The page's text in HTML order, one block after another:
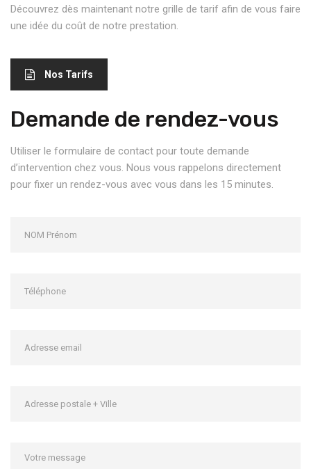
Découvrez dès maintenant notre grille de tarif afin de vous faire
une idée du coût de notre prestation.
Nos Tarifs
Demande de rendez-vous
Utiliser le formulaire de contact pour toute demande
d’intervention chez vous. Nous vous rappelons directement
pour fixer un rendez-vous avec vous dans les 15 minutes.